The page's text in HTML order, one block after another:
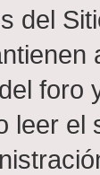
del
foro
leer el